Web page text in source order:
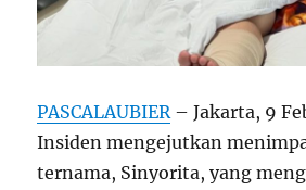
PASCALAUBIER– Jakarta, 9
Insiden mengejutkan
ternama, Sinyorita, yang